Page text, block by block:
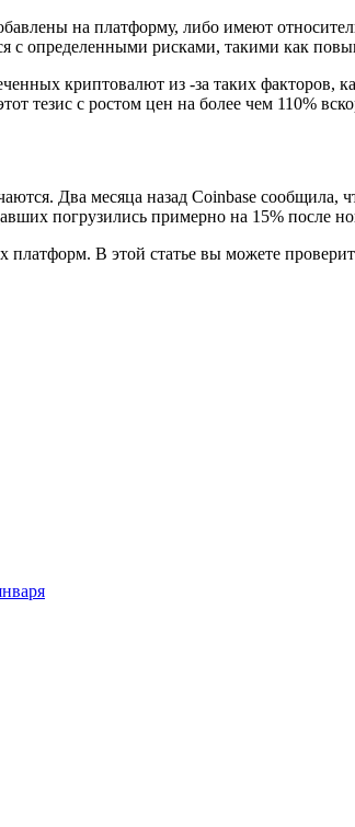
на платформу, либо имеют
с определенными рисками, такими как
криптовалют из -за таких факторов,
тезис с ростом цен на более чем 110%
Два месяца назад Coinbase сообщила,
погрузились примерно на 15% после
В этой статье вы можете